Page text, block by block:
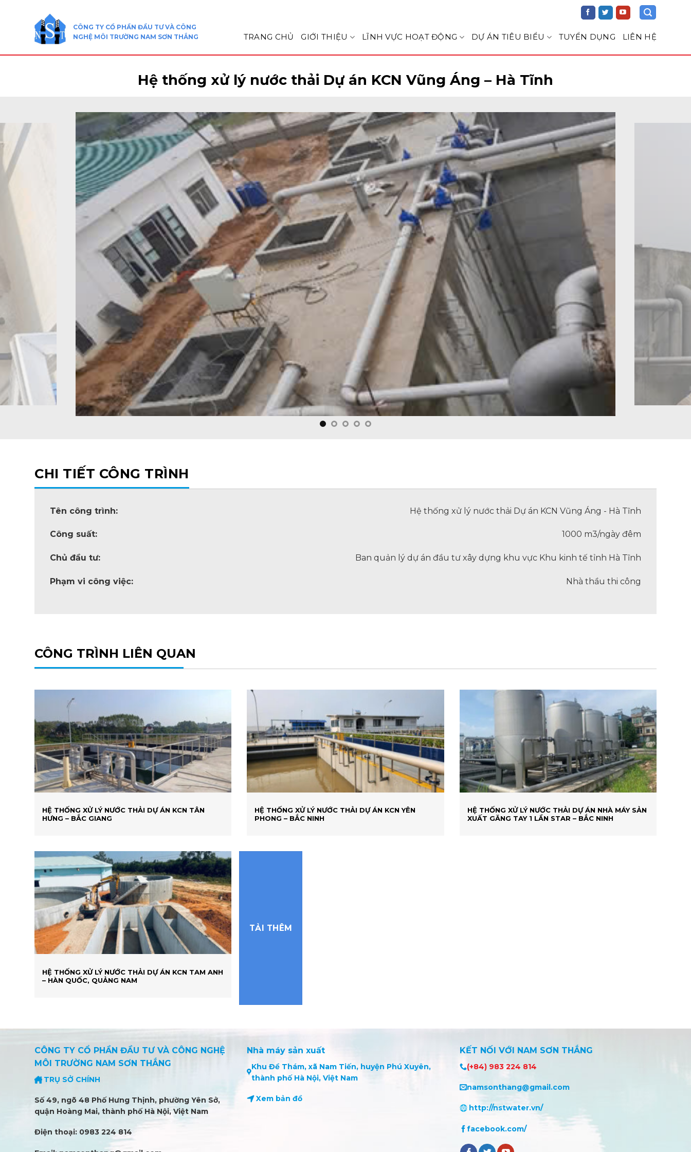
CÔNG TY CỔ PHẦN ĐẦU TƯ VÀ CÔNG
NGHỆ MÔI TRƯỜNG NAM SƠN THẮNG
TRANG CHỦ GIỚI THIỆU LĨNH VỰC HOẠT ĐỘNG DỰ ÁN TIÊU BIỂU TUYỂN DỤNG LIÊN HỆ
Hệ thống xử lý nước thải Dự án KCN Vũng Áng – Hà Tĩnh
CHI TIẾT CÔNG TRÌNH
Tên công trình: Hệ thống xử lý nước thải Dự án KCN Vũng Áng - Hà Tĩnh
Công suất: 1000 m3/ngày đêm
Chủ đầu tư: Ban quản lý dự án đầu tư xây dựng khu vực Khu kinh tế tỉnh Hà Tĩnh
Phạm vi công việc: Nhà thầu thi công
CÔNG TRÌNH LIÊN QUAN
HỆ THỐNG XỬ LÝ NƯỚC THẢI DỰ ÁN KCN TÂN
HƯNG – BẮC GIANG
HỆ THỐNG XỬ LÝ NƯỚC THẢI DỰ ÁN KCN YÊN
PHONG – BẮC NINH
HỆ THỐNG XỬ LÝ NƯỚC THẢI DỰ ÁN NHÀ MÁY SẢN
XUẤT GĂNG TAY 1 LẦN STAR – BẮC NINH
HỆ THỐNG XỬ LÝ NƯỚC THẢI DỰ ÁN KCN TAM ANH
– HÀN QUỐC, QUẢNG NAM
TẢI THÊM
CÔNG TY CỔ PHẦN ĐẦU TƯ VÀ CÔNG NGHỆ
MÔI TRƯỜNG NAM SƠN THẮNG
TRỤ SỞ CHÍNH
Số 49, ngõ 48 Phố Hưng Thịnh, phường Yên Sở,
quận Hoàng Mai, thành phố Hà Nội, Việt Nam
Điện thoại: 0983 224 814
Nhà máy sản xuất
Khu Đề Thám, xã Nam Tiến, huyện Phú Xuyên,
thành phố Hà Nội, Việt Nam
Xem bản đồ
KẾT NỐI VỚI NAM SƠN THẮNG
(+84) 983 224 814
namsonthang@gmail.com
http://nstwater.vn/
facebook.com/